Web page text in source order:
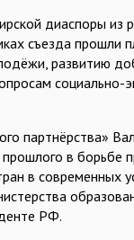
диаспоры из
съезда прошли
развитию
партнёрства»
в борьбе
в современных
РФ.